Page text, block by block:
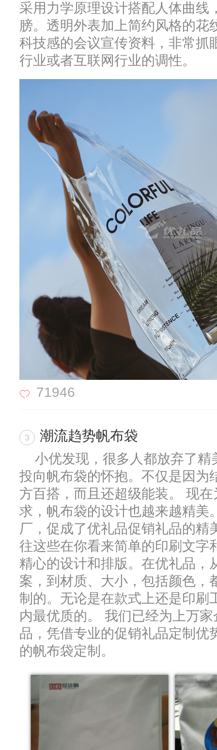
采用力学原理设计搭配人体曲线
膀。透明外表加上简约风格的花
科技感的会议宣传资料，非常抓
行业或者互联网行业的调性。
71946
3 潮流趋势帆布袋
小优发现，很多人都放弃了精
投向帆布袋的怀抱。不仅是因为
方百搭，而且还超级能装。 现
求，帆布袋的设计也越来越精美
厂，促成了优礼品促销礼品的精
往这些在你看来简单的印刷文字
精心的设计和排版。在优礼品，
案，到材质、大小，包括颜色，
制的。无论是在款式上还是印刷
内最优质的。 我们已经为上万
品，凭借专业的促销礼品定制优
的帆布袋定制。